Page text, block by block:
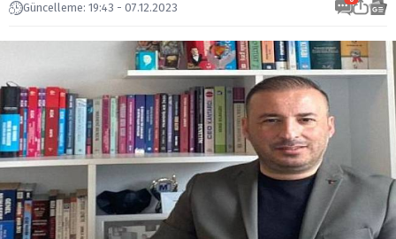
Güncelleme: 19:43 - 07.12.2023